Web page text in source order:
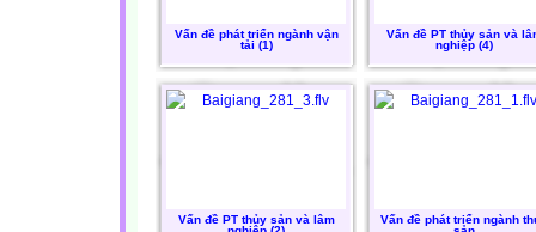
Vấn đề phát triển ngành vận
tải (1)
Vấn đề PT thủy sản và
nghiệp (4)
Vấn đề PT thủy sản và lâm
Vấn đề phát triển ngành